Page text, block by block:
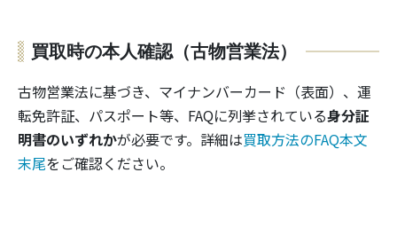
買取時の本人確認（古物営業法）
古物営業法に基づき、マイナンバーカード（表面）、運
転免許証、パスポート等、FAQに列挙されている身分証
明書のいずれかが必要です。詳細は買取方法のFAQ本文
末尾をご確認ください。